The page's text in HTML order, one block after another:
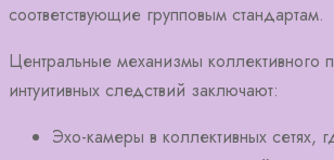
соответствующие групповым стандартам.
Центральные механизмы коллективного
интуитивных следствий заключают:
Эхо-камеры в коллективных сетях,